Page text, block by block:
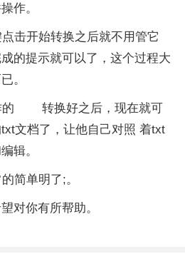
作。
击开始转换之后就不用管它
的提示就可以了，这个过程大
。
的 转换好之后，现在就可
文档了，让他自己对照 着txt
辑。
简单明了;。
对你有所帮助。